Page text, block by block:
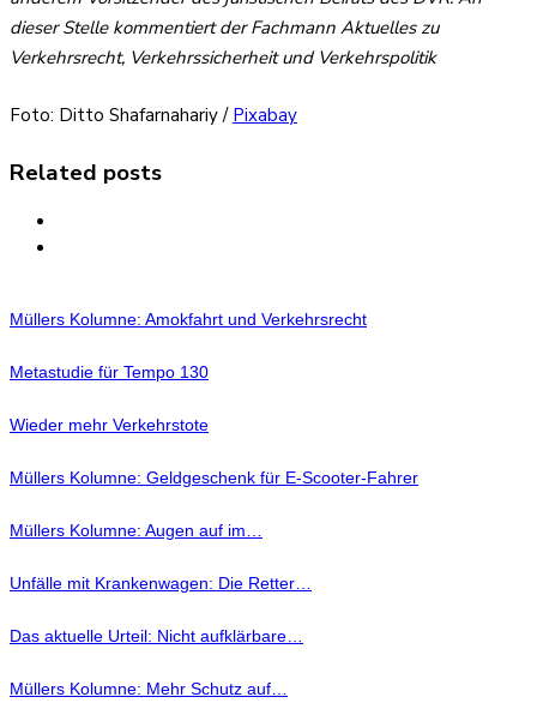
dieser Stelle kommentiert der Fachmann Aktuelles zu
Verkehrsrecht, Verkehrssicherheit und Verkehrspolitik
Foto: Ditto Shafarnahariy / Pixabay
Related posts
Müllers Kolumne: Amokfahrt und Verkehrsrecht
Metastudie für Tempo 130
Wieder mehr Verkehrstote
Müllers Kolumne: Geldgeschenk für E-Scooter-Fahrer
Müllers Kolumne: Augen auf im…
Unfälle mit Krankenwagen: Die Retter…
Das aktuelle Urteil: Nicht aufklärbare…
Müllers Kolumne: Mehr Schutz auf…